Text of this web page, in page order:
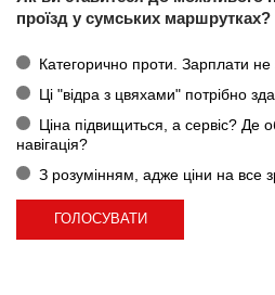
проїзд у сумських маршрутках?
Категорично проти. Зарплати не
Ці "відра з цвяхами" потрібно
Ціна підвищиться, а сервіс? Де
навігація?
З розумінням, адже ціни на все